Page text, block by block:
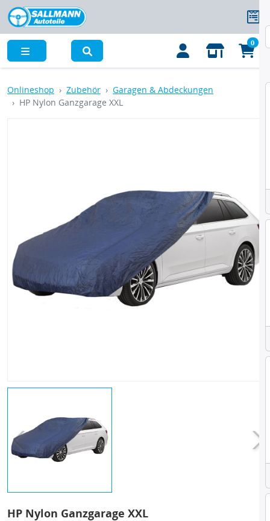
0
Onlineshop Zubehör
Garagen & Abdeckungen
HP Nylon Ganzgarage XXL
HP Nylon Ganzgarage XXL